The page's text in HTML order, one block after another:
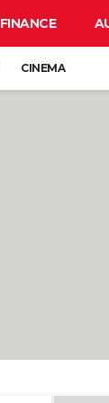
FINANCE
CINEMA